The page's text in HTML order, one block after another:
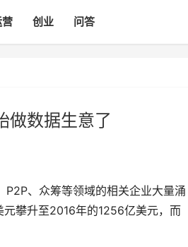
创业 问答
做数据生意了
、众筹等领域的相关企业大量涌
攀升至2016年的1256亿美元，而